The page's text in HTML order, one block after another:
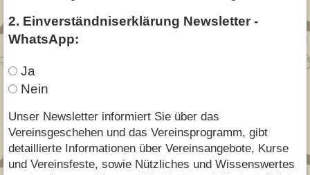
2. Einverständniserklärung Newsletter -
WhatsApp:
Ja
Nein
Unser Newsletter informiert Sie über das
Vereinsgeschehen und das Vereinsprogramm, gibt
detaillierte Informationen über Vereinsangebote, Kurse
und Vereinsfeste, sowie Nützliches und Wissenswertes